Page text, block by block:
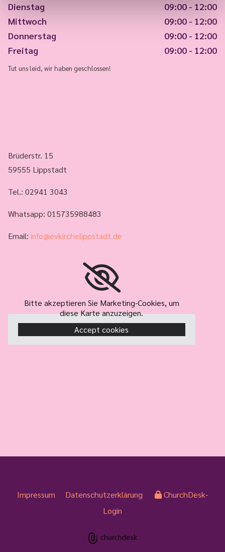
Dienstag
09:00 - 12:00
Mittwoch
09:00 - 12:00
Donnerstag
09:00 - 12:00
Freitag
09:00 - 12:00
Tut uns leid, wir haben geschlossen!
Brüderstr. 15
59555 Lippstadt
Tel.: 02941 3043
Whatsapp: 015735988483
Email: info@evkirchelippstadt.de
Bitte akzeptieren Sie Marketing-Cookies, um
diese Karte anzuzeigen.
Accept cookies
Impressum Datenschutzerklärung
ChurchDesk-
Login